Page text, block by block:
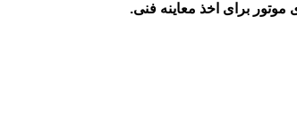
موتور برای اخذ معاینه فنی.